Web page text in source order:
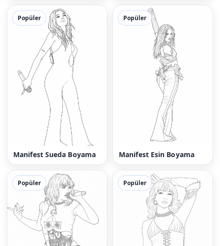
Popüler
Manifest Sueda Boyama
Popüler
Manifest Esin Boyama
Popüler Popüler